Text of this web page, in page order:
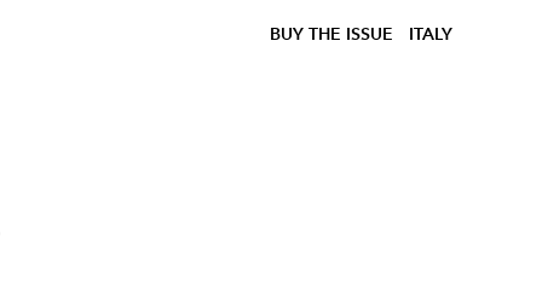
BUY THE ISSUE ITALY